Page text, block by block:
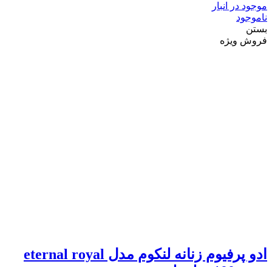
موجود در انبار
ناموجود
بستن
فروش ویژه
ادو پرفیوم زنانه لنکوم مدل eternal royal